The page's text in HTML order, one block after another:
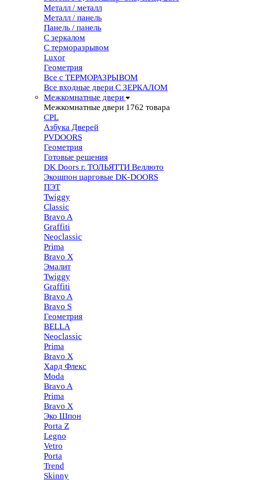
Металл / металл
Металл / панель
Панель / панель
С зеркалом
С терморазрывом
Luxor
Геометрия
Все с ТЕРМОРАЗРЫВОМ
Все входные двери С ЗЕРКАЛОМ
Межкомнатные двери
Межкомнатные двери 1762 товара
CPL
Азбука Дверей
PVDOORS
Геометрия
Готовые решения
DK Doors г. ТОЛЬЯТТИ Веллюто
Экошпон царговые DK-DOORS
ПЭТ
Twiggy
Classic
Bravo A
Graffiti
Neoclassic
Prima
Bravo X
Эмалит
Twiggy
Graffiti
Bravo A
Bravo S
Геометрия
BELLA
Neoclassic
Prima
Bravo X
Хард Флекс
Moda
Bravo A
Prima
Bravo X
Эко Шпон
Porta Z
Legno
Vetro
Porta
Trend
Skinny